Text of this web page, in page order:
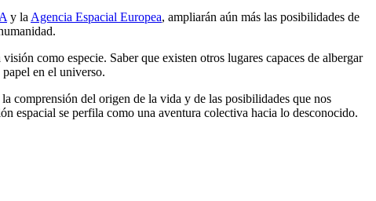
y la Agencia Espacial Europea, ampliarán aún más las posibilidades de
como especie. Saber que existen otros lugares capaces de albergar
en el universo.
comprensión del origen de la vida y de las posibilidades que nos
espacial se perfila como una aventura colectiva hacia lo desconocido.